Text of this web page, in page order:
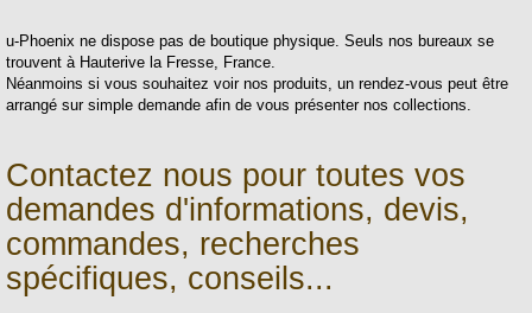
u-Phoenix ne dispose pas de boutique physique. Seuls nos bureaux se
trouvent à Hauterive la Fresse, France.
Néanmoins si vous souhaitez voir nos produits, un rendez-vous peut être
arrangé sur simple demande afin de vous présenter nos collections.
Contactez nous pour toutes vos
demandes d'informations, devis,
commandes, recherches
spécifiques, conseils...